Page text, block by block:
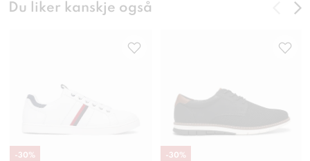
Du liker kanskje også
-30% -30%